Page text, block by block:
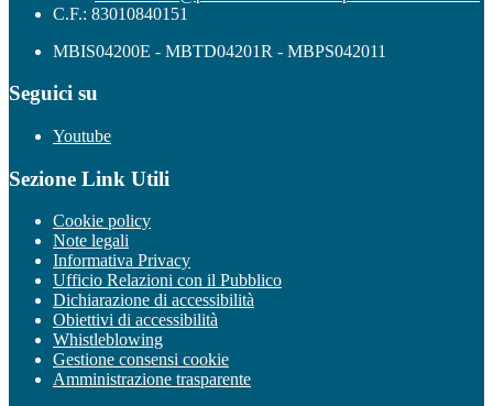
C.F.: 83010840151
MBIS04200E - MBTD04201R - MBPS042011
Seguici su
Youtube
Sezione Link Utili
Cookie policy
Note legali
Informativa Privacy
Ufficio Relazioni con il Pubblico
Dichiarazione di accessibilità
Obiettivi di accessibilità
Whistleblowing
Gestione consensi cookie
Amministrazione trasparente